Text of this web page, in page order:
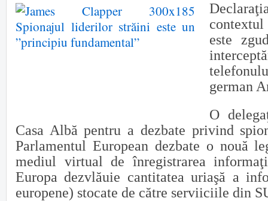
este
german
O
Casa Albă pentru a dezbate privind
Parlamentul European dezbate o nouă
mediul virtual de înregistrarea
Europa dezvlăuie cantitatea uriaşă a
europene) stocate de către serviiciile din